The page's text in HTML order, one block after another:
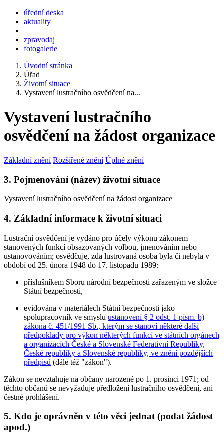
úřední deska
aktuality
zpravodaj
fotogalerie
Úvodní stránka
Úřad
Životní situace
Vystavení lustračního osvědčení na...
Vystavení lustračního
osvědčení na žádost organizace
Základní znění Rozšířené znění Úplné znění
3. Pojmenování (název) životní situace
Vystavení lustračního osvědčení na žádost organizace
4. Základní informace k životní situaci
Lustrační osvědčení je vydáno pro účely výkonu zákonem
stanovených funkcí obsazovaných volbou, jmenováním nebo
ustanovováním; osvědčuje, zda lustrovaná osoba byla či nebyla v
období od 25. února 1948 do 17. listopadu 1989:
příslušníkem Sboru národní bezpečnosti zařazeným ve složce
Státní bezpečnosti,
evidována v materiálech Státní bezpečnosti jako
spolupracovník ve smyslu ustanovení § 2 odst. 1 písm. b)
zákona č. 451/1991 Sb., kterým se stanoví některé další
předpoklady pro výkon některých funkcí ve státních orgánech
a organizacích České a Slovenské Federativní Republiky,
České republiky a Slovenské republiky, ve znění pozdějších
předpisů (dále též "zákon").
Zákon se nevztahuje na občany narozené po 1. prosinci 1971; od
těchto občanů se nevyžaduje předložení lustračního osvědčení, ani
čestné prohlášení.
5. Kdo je oprávněn v této věci jednat (podat žádost
apod.)